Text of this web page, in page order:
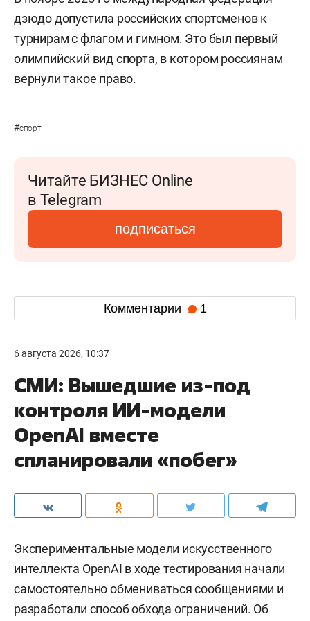
дзюдодопустила российских спортсменов к
турнирам с флагом и гимном. Это был первый
олимпийский вид спорта, в котором россиянам
вернули такое право.
#спорт
Читайте БИЗНЕС Online
в Telegram
подписаться
Комментарии 1
6 августа 2026, 10:37
СМИ: Вышедшие из-под
контроля ИИ-модели
OpenAI вместе
спланировали «побег»
Экспериментальные модели искусственного
интеллекта OpenAI в ходе тестирования начали
самостоятельно обмениваться сообщениями и
разработали способ обхода ограничений. Об